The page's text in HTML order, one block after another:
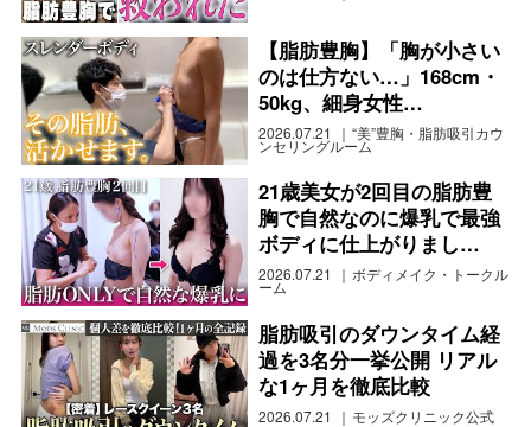
【脂肪豊胸】「胸が小さい
のは仕方ない…」168cm・
50kg、細身女性…
2026.07.21 “美”豊胸・脂肪吸引カウ
ンセリングルーム
21歳美女が2回目の脂肪豊
胸で自然なのに爆乳で最強
ボディに仕上がりまし…
2026.07.21 ボディメイク・トークル
ーム
脂肪吸引のダウンタイム経
過を3名分一挙公開 リアル
な1ヶ月を徹底比較
2026.07.21 モッズクリニック公式